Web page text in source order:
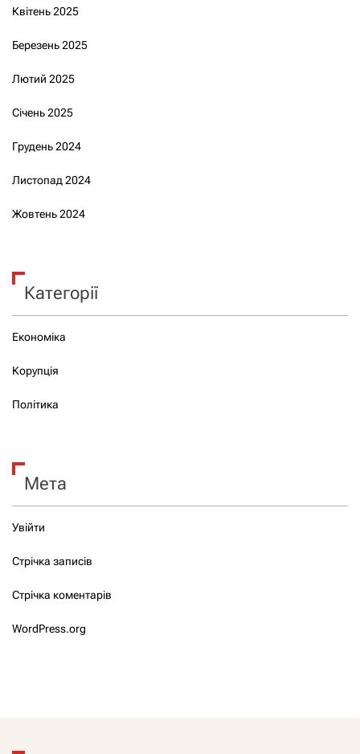
Квітень 2025
Березень 2025
Лютий 2025
Січень 2025
Грудень 2024
Листопад 2024
Жовтень 2024
Категорії
Економіка
Корупція
Політика
Мета
Увійти
Стрічка записів
Стрічка коментарів
WordPress.org